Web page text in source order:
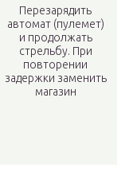
Перезарядить
автомат (пулемет)
и продолжать
стрельбу. При
повторении
задержки заменить
магазин